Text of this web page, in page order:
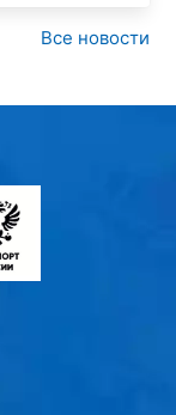
Все новости